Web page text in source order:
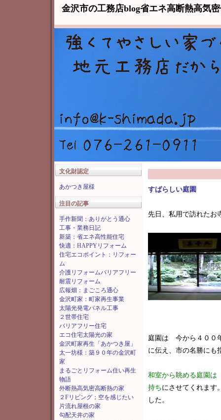
金沢市の工務店blog省エネ高断熱高気
文化財認定
あかつき屋様
注目の記事
手作新聞：ありがとう通心
工事・業務日記
新築：省エネ高性能住宅
快適：HAPPYリフォーム
住宅エコポイント：リフォー
ム
介護リフォームバリアフリー
耐震リフォーム
広報畑：まごころ通心
金沢町家：町家再生事業
太陽光発電パネル工事
２世帯住宅
バリアフリー住宅
エコ住宅太陽光の家
金沢町家再生「あかつき屋」
太一坊様：築９０年の金沢町
家
まるごとリフォーム住い再生
物語
外断熱高気密高断熱の家
２Fリビング；空を感じたい
片流れ屋根の家
勾配天井の家
すばらしい庭園
先日、私用で訪れたお
庭園は 今から４００
に伝え、市の名勝にも
和室から眺める庭園
持ちにさせてくれま
した。